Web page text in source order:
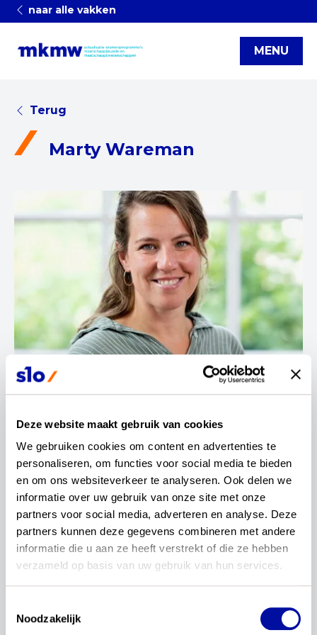
Deze website maakt gebruik van cookies
We gebruiken cookies om content en advertenties te
personaliseren, om functies voor social media te bieden
en om ons websiteverkeer te analyseren. Ook delen we
informatie over uw gebruik van onze site met onze
partners voor social media, adverteren en analyse. Deze
partners kunnen deze gegevens combineren met andere
informatie die u aan ze heeft verstrekt of die ze hebben
verzameld op basis van uw gebruik van hun services.
Noodzakelijk
naar alle vakken
MENU
Terug
Marty Wareman
Contactinformatie
Marty Wareman
Vakexpert
Maatschappijwetenschappen, Maatschappijleer en